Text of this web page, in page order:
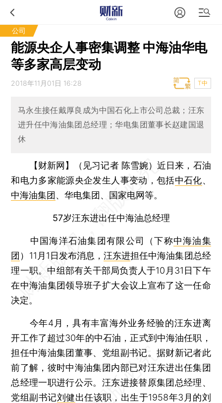
公司
能源央企人事密集调整 中海油华电
等多家高层变动
2018年11月01日 16:28 T中
马永生接任戴厚良成为中国石化上市公司总裁；汪东
进升任中海油集团总经理；华电集团董事长赵建国退
休
【财新网】（见习记者 陈雪婉）近日来，石油
和电力多家能源央企发生人事变动，包括中石化、
中海油集团 、华电集团、国家电网等。
57岁汪东进出任中海油总经理
中国海洋石油集团有限公司（下称中海油集
团 ）11月1日发布消息，汪东进担任中海油集团总经
理一职。中组部有关干部局负责人于10月31日下午
在中海油集团领导班子扩大会议上宣布了这一任命
决定。
今年4月，具有丰富海外业务经验的汪东进离
开工作了超过30年的中石油，正式到中海油任职，
担任中海油集团董事、党组副书记。据财新记者此
前了解，彼时中海油集团内部已对汪东进出任集团
总经理一职进行公示。汪东进接替原集团总经理、
党组副书记刘健出任该职，出生于1958年3月的刘